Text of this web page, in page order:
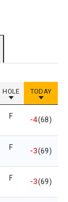
HOLE TODAY
F -4(68)
F -3(69)
F -3(69)